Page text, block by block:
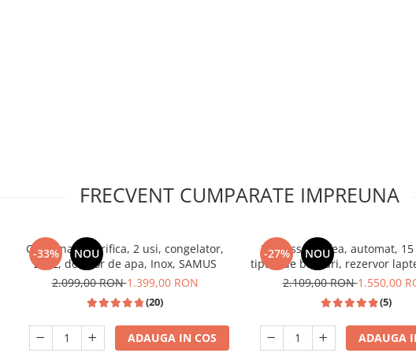
FRECVENT CUMPARATE IMPREUNA
-33% NOU
Combina frigorifica, 2 usi, congelator,
260L, dozator de apa, Inox, SAMUS
2.099,00 RON1.399,00 RON
(20)
ADAUGA IN COS
-27% NOU
Espressor cafea, automat,
tipuri de bauturi, rezervor
1350W, SAMUS
2.109,00 RON1.550,00
(5)
ADAUGA